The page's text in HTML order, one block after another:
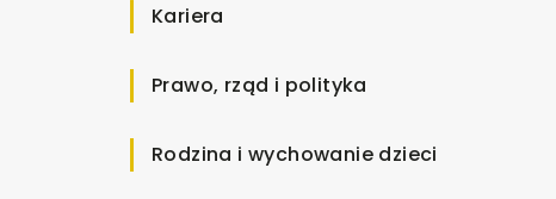
Kariera
Prawo, rząd i polityka
Rodzina i wychowanie dzieci